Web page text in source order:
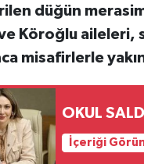
düğün
Köroğlu aileleri,
misafirlerle
OKUL
İçeriği